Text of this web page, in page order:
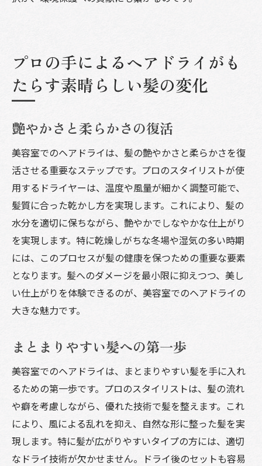
プロの手によるヘアドライがも
たらす素晴らしい髪の変化
艶やかさと柔らかさの復活
美容室でのヘアドライは、髪の艶やかさと柔らかさを復
活させる重要なステップです。プロのスタイリストが使
用するドライヤーは、温度や風量が細かく調整可能で、
髪質に合った乾かし方を実現します。これにより、髪の
水分を適切に保ちながら、艶やかでしなやかな仕上がり
を実現します。特に乾燥しがちな冬場や湿気の多い時期
には、このプロセスが髪の健康を保つための重要な要素
となります。髪へのダメージを最小限に抑えつつ、美し
い仕上がりを体験できるのが、美容室でのヘアドライの
大きな魅力です。
まとまりやすい髪への第一歩
美容室でのヘアドライは、まとまりやすい髪を手に入れ
るための第一歩です。プロのスタイリストは、髪の流れ
や癖を考慮しながら、優れた技術で髪を整えます。これ
により、風による乱れを抑え、自然な形に整った髪を実
現します。特に髪が広がりやすいタイプの方には、適切
なドライ技術が欠かせません。ドライ後のセットも容易